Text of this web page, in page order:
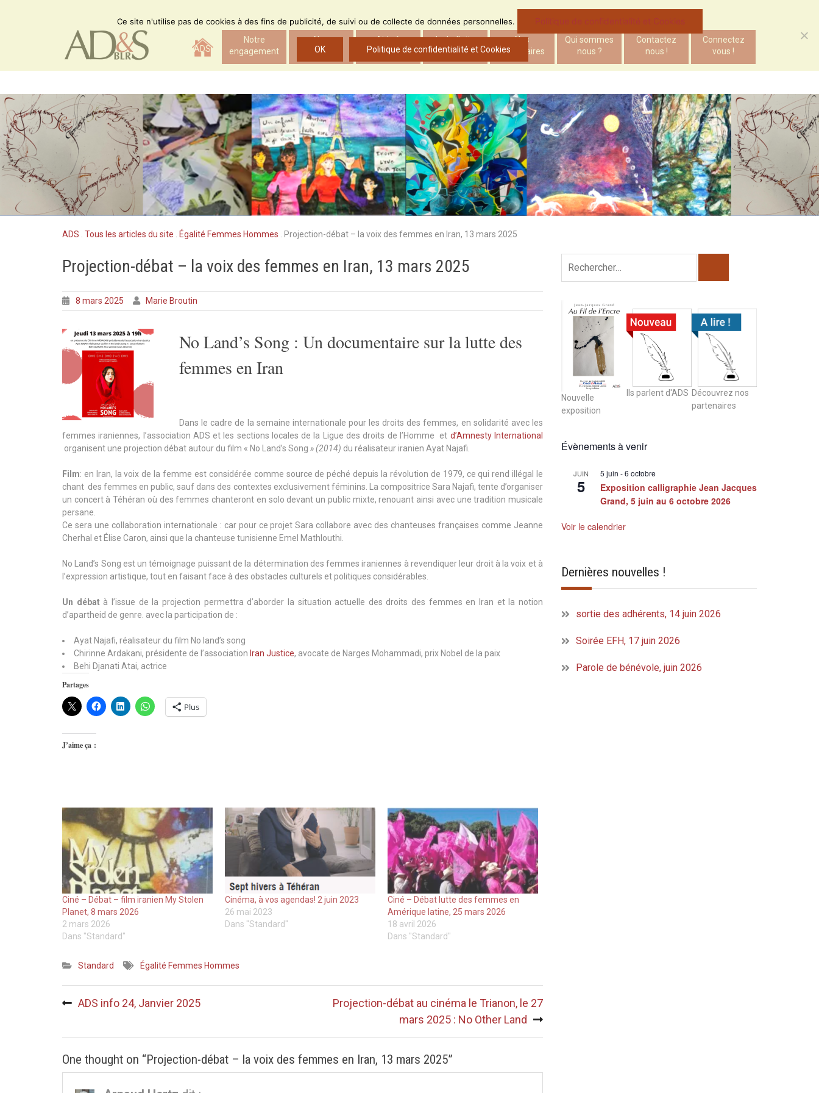
ADS
Notre
engagement
Nos
actions
Aide à
l’insertion
Le bulletin
d’ADS
Nos
partenaires
Qui sommes
nous ?
Contactez
nous !
Connectez
vous !
ADS Tous les articles du site Égalité Femmes Hommes Projection-débat – la voix des femmes en Iran, 13 mars 2025
Projection-débat – la voix des femmes en Iran, 13 mars 2025
8 mars 2025 Marie Broutin
No Land’s Song : Un documentaire sur la lutte des
femmes en Iran
Dans le cadre de la semaine internationale pour les droits des femmes, en solidarité avec les
femmes iraniennes, l’association ADS et les sections locales de la Ligue des droits de l’Homme et d’Amnesty International
organisent une projection débat autour du film « No Land’s Song » (2014) du réalisateur iranien Ayat Najafi.
Film: en Iran, la voix de la femme est considérée comme source de péché depuis la révolution de 1979, ce qui rend illégal le
chant des femmes en public, sauf dans des contextes exclusivement féminins. La compositrice Sara Najafi, tente d’organiser
un concert à Téhéran où des femmes chanteront en solo devant un public mixte, renouant ainsi avec une tradition musicale
persane.
Ce sera une collaboration internationale : car pour ce projet Sara collabore avec des chanteuses françaises comme Jeanne
Cherhal et Élise Caron, ainsi que la chanteuse tunisienne Emel Mathlouthi.
No Land’s Song est un témoignage puissant de la détermination des femmes iraniennes à revendiquer leur droit à la voix et à
l’expression artistique, tout en faisant face à des obstacles culturels et politiques considérables.
Un débatà l’issue de la projection permettra d’aborder la situation actuelle des droits des femmes en Iran et la notion
d’apartheid de genre. avec la participation de :
Ayat Najafi, réalisateur du film No land’s song
Chirinne Ardakani, présidente de l’association Iran Justice, avocate de Narges Mohammadi, prix Nobel de la paix
Behi Djanati Atai, actrice
Partages
Plus
J’aime ça :
Ciné – Débat – film iranien My Stolen
Planet, 8 mars 2026
2 mars 2026
Dans "Standard"
Cinéma, à vos agendas! 2 juin 2023
26 mai 2023
Dans "Standard"
Ciné – Débat lutte des femmes en
Amérique latine, 25 mars 2026
18 avril 2026
Dans "Standard"
Standard Égalité Femmes Hommes
ADS info 24, Janvier 2025
Projection-débat au cinéma le Trianon, le 27
mars 2025 : No Other Land
One thought on “Projection-débat – la voix des femmes en Iran, 13 mars 2025”
Nouvelle
exposition
Ils parlent d'ADS Découvrez nos
partenaires
Évènements à venir
JUIN
5
5 juin -6 octobre
Exposition calligraphie Jean Jacques
Grand, 5 juin au 6 octobre 2026
Voir le calendrier
Dernières nouvelles !
sortie des adhérents, 14 juin 2026
Soirée EFH, 17 juin 2026
Parole de bénévole, juin 2026
Ce site n'utilise pas de cookies à des fins de publicité, de suivi ou de collecte de données personnelles. Politique de confidentialité et Cookies
OK Politique de confidentialité et Cookies